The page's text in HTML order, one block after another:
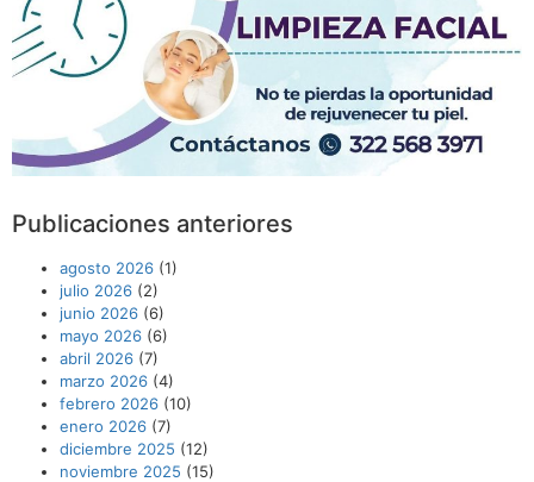
Publicaciones anteriores
agosto 2026 (1)
julio 2026 (2)
junio 2026 (6)
mayo 2026 (6)
abril 2026 (7)
marzo 2026 (4)
febrero 2026 (10)
enero 2026 (7)
diciembre 2025 (12)
noviembre 2025 (15)